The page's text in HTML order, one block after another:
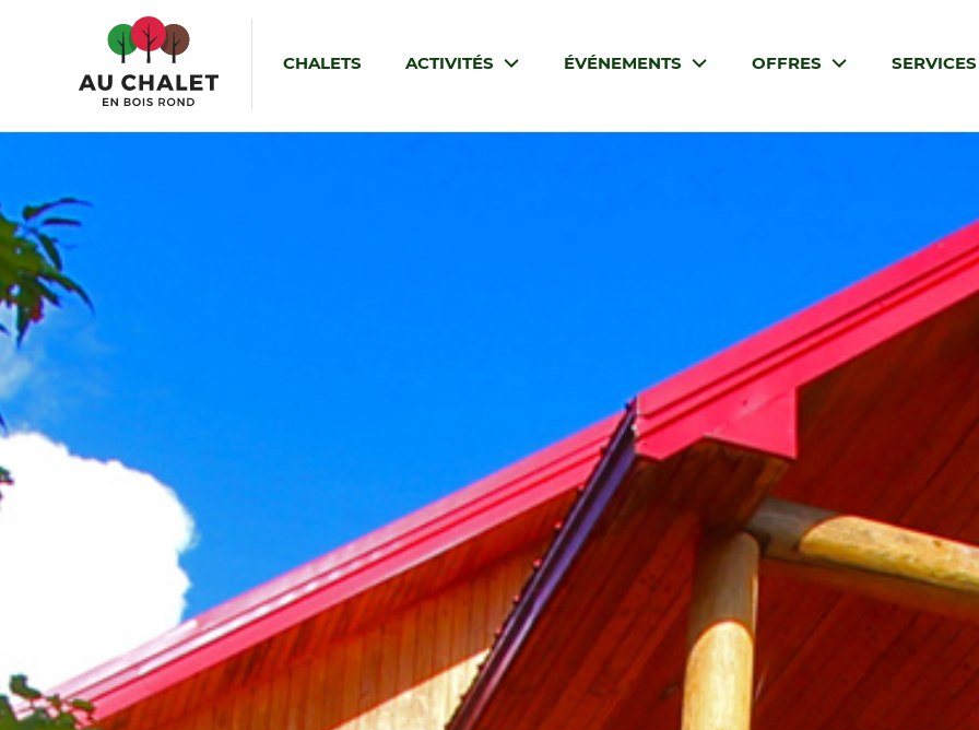
CHALETS ACTIVITÉS ÉVÉNEMENTS OFFRES